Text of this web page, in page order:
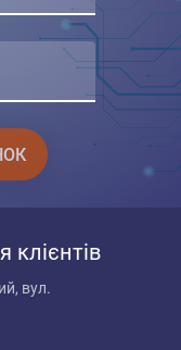
клієнтів
вул.